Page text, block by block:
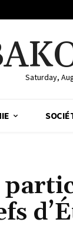
Saturday,